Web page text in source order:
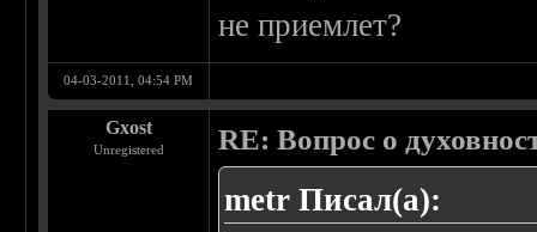
не приемлет?
04-03-2011, 04:54 PM
Gxost
Unregistered RE: Вопрос о
metr Писал(а):